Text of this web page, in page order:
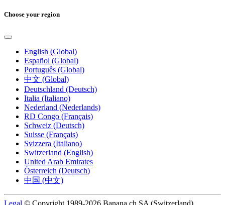
Choose your region
English (Global)
Español (Global)
Português (Global)
中文 (Global)
Deutschland (Deutsch)
Italia (Italiano)
Nederland (Nederlands)
RD Congo (Français)
Schweiz (Deutsch)
Suisse (Français)
Svizzera (Italiano)
Switzerland (English)
United Arab Emirates
Österreich (Deutsch)
中国 (中文)
Legal © Copyright 1989-2026 Banana.ch SA (Switzerland).